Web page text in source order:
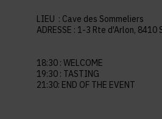
LIEU : Cave des Sommeliers
ADRESSE : 1-3 Rte d'Arlon, 8410
18:30 : WELCOME
19:30 : TASTING
21:30: END OF THE EVENT